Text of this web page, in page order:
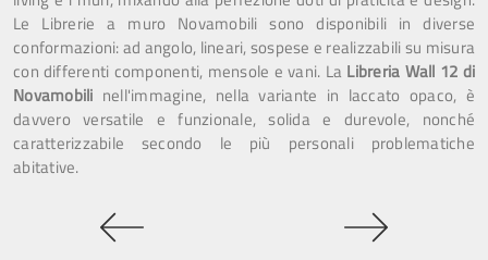
Le Librerie a muro Novamobili sono disponibili in diverse
conformazioni: ad angolo, lineari, sospese e realizzabili su misura
con differenti componenti, mensole e vani. La Libreria Wall 12 di
Novamobili nell'immagine, nella variante in laccato opaco, è
davvero versatile e funzionale, solida e durevole, nonché
caratterizzabile secondo le più personali problematiche
abitative.